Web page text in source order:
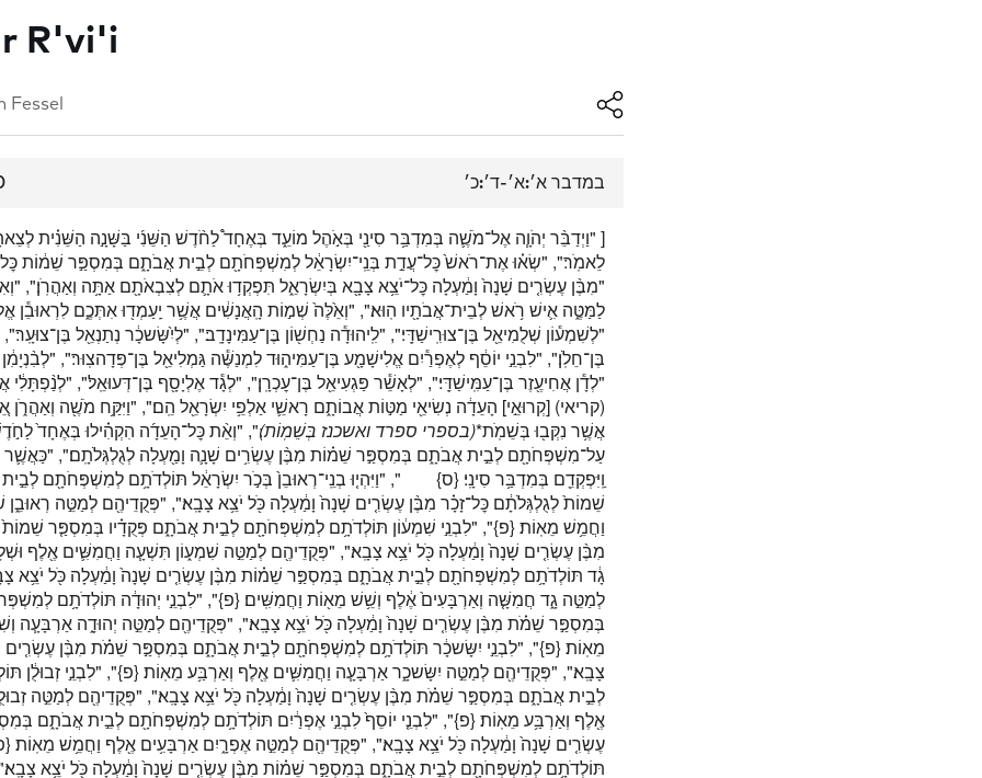
R'vi'i
Fessel
במדבר א׳:א׳-ד׳:כ׳
[ "וַיְדַבֵּ֨ר יְהֹוָ֧ה אֶל־מֹשֶׁ֛ה בְּמִדְבַּ֥ר סִינַ֖י בְּאֹ֣הֶל מוֹעֵ֑ד בְּאֶחָד֩ לַחֹ֨דֶשׁ הַשֵּׁנִ֜י בַּשָּׁנָ֣ה הַשֵּׁנִ֗ית
לֵאמֹֽר׃", "שְׂא֗וּ אֶת־רֹאשׁ֙ כׇּל־עֲדַ֣ת בְּנֵֽי־יִשְׂרָאֵ֔ל לְמִשְׁפְּחֹתָ֖ם לְבֵ֣ית אֲבֹתָ֑ם בְּמִסְפַּ֣ר שֵׁמ֔וֹת
"מִבֶּ֨ן עֶשְׂרִ֤ים שָׁנָה֙ וָמַ֔עְלָה כׇּל־יֹצֵ֥א צָבָ֖א בְּיִשְׂרָאֵ֑ל תִּפְקְד֥וּ אֹתָ֛ם לְצִבְאֹתָ֖ם אַתָּ֥ה וְאַהֲרֹֽן׃",
לַמַּטֶּ֑ה אִ֛ישׁ רֹ֥אשׁ לְבֵית־אֲבֹתָ֖יו הֽוּא׃", "וְאֵ֙לֶּה֙ שְׁמ֣וֹת הָֽאֲנָשִׁ֔ים אֲשֶׁ֥ר יַֽעַמְד֖וּ אִתְּכֶ֑ם לִרְאוּבֵ֕ן
"לְשִׁמְע֕וֹן שְׁלֻמִיאֵ֖ל בֶּן־צוּרִֽישַׁדָּֽי׃", "לִֽיהוּדָ֕ה נַחְשׁ֖וֹן בֶּן־עַמִּינָדָֽב׃", "לְיִ֨שָּׂשכָ֔ר נְתַנְאֵ֖ל
בֶּן־חֵלֹֽן׃", "לִבְנֵ֣י יוֹסֵ֔ף לְאֶפְרַ֕יִם אֱלִישָׁמָ֖ע בֶּן־עַמִּיה֑וּד לִמְנַשֶּׁ֕ה גַּמְלִיאֵ֖ל בֶּן־פְּדָהצֽוּר׃", "לְבִ֨נְיָמִ֔ן
"לְדָ֕ן אֲחִיעֶ֖זֶר בֶּן־עַמִּֽישַׁדָּֽי׃", "לְאָשֵׁ֕ר פַּגְעִיאֵ֖ל בֶּן־עׇכְרָֽן׃", "לְגָ֕ד אֶלְיָסָ֖ף בֶּן־דְּעוּאֵֽל׃", "לְנַ֨פְתָּלִ֔י
(קריאי) [קְרוּאֵ֣י] הָעֵדָ֔ה נְשִׂיאֵ֖י מַטּ֣וֹת אֲבוֹתָ֑ם רָאשֵׁ֛י אַלְפֵ֥י יִשְׂרָאֵ֖ל הֵֽם׃", "וַיִּקַּ֥ח מֹשֶׁ֖ה
אֲשֶׁ֥ר נִקְּב֖וּ בְּשֵׁמֹֽת*(בספרי ספרד ואשכנז בְּשֵׁמֽוֹת)׃", "וְאֵ֨ת כׇּל־הָעֵדָ֜ה הִקְהִ֗ילוּ בְּאֶחָד֙
עַל־מִשְׁפְּחֹתָ֖ם לְבֵ֣ית אֲבֹתָ֑ם בְּמִסְפַּ֣ר שֵׁמ֗וֹת מִבֶּ֨ן עֶשְׂרִ֥ים שָׁנָ֛ה וָמַ֖עְלָה לְגֻלְגְּלֹתָֽם׃", "כַּאֲשֶׁ֛ר
וַֽיִּפְקְדֵ֖ם בְּמִדְבַּ֥ר סִינָֽי׃ {ס} ", "וַיִּהְי֤וּ בְנֵֽי־רְאוּבֵן֙ בְּכֹ֣ר יִשְׂרָאֵ֔ל תּוֹלְדֹתָ֥ם לְמִשְׁפְּחֹתָ֖ם
שֵׁמוֹת֙ לְגֻלְגְּלֹתָ֔ם כׇּל־זָכָ֗ר מִבֶּ֨ן עֶשְׂרִ֤ים שָׁנָה֙ וָמַ֔עְלָה כֹּ֖ל יֹצֵ֥א צָבָֽא׃", "פְּקֻדֵיהֶ֖ם לְמַטֵּ֣ה
וַחֲמֵ֥שׁ מֵאֽוֹת׃{פ}", "לִבְנֵ֣י שִׁמְע֔וֹן תּוֹלְדֹתָ֥ם לְמִשְׁפְּחֹתָ֖ם לְבֵ֣ית אֲבֹתָ֑ם פְּקֻדָ֗יו בְּמִסְפַּ֤ר שֵׁמוֹת֙
מִבֶּ֨ן עֶשְׂרִ֤ים שָׁנָה֙ וָמַ֔עְלָה כֹּ֖ל יֹצֵ֥א צָבָֽא׃", "פְּקֻדֵיהֶ֖ם לְמַטֵּ֣ה שִׁמְע֑וֹן תִּשְׁעָ֧ה וַחֲמִשִּׁ֛ים אֶ֖לֶף
גָ֔ד תּוֹלְדֹתָ֥ם לְמִשְׁפְּחֹתָ֖ם לְבֵ֣ית אֲבֹתָ֑ם בְּמִסְפַּ֣ר שֵׁמ֗וֹת מִבֶּ֨ן עֶשְׂרִ֤ים שָׁנָה֙ וָמַ֔עְלָה כֹּ֖ל יֹצֵ֥א
לְמַטֵּ֣ה גָ֑ד חֲמִשָּׁ֤ה וְאַרְבָּעִים֙ אֶ֔לֶף וְשֵׁ֥שׁ מֵא֖וֹת וַחֲמִשִּֽׁים׃ {פ}", "לִבְנֵ֣י יְהוּדָ֔ה תּוֹלְדֹתָ֥ם
בְּמִסְפַּ֣ר שֵׁמֹ֗ת מִבֶּ֨ן עֶשְׂרִ֤ים שָׁנָה֙ וָמַ֔עְלָה כֹּ֖ל יֹצֵ֥א צָבָֽא׃", "פְּקֻדֵיהֶ֖ם לְמַטֵּ֣ה יְהוּדָ֑ה אַרְבָּעָ֧ה
מֵאֽוֹת׃{פ}", "לִבְנֵ֣י יִשָּׂשכָ֔ר תּוֹלְדֹתָ֥ם לְמִשְׁפְּחֹתָ֖ם לְבֵ֣ית אֲבֹתָ֑ם בְּמִסְפַּ֣ר שֵׁמֹ֗ת מִבֶּ֨ן עֶשְׂרִ֤ים
צָבָֽא׃", "פְּקֻדֵיהֶ֖ם לְמַטֵּ֣ה יִשָּׂשכָ֑ר אַרְבָּעָ֧ה וַחֲמִשִּׁ֛ים אֶ֖לֶף וְאַרְבַּ֥ע מֵאֽוֹת׃{פ}", "לִבְנֵ֣י זְבוּלֻ֔ן
לְבֵ֣ית אֲבֹתָ֑ם בְּמִסְפַּ֣ר שֵׁמֹ֗ת מִבֶּ֨ן עֶשְׂרִ֤ים שָׁנָה֙ וָמַ֔עְלָה כֹּ֖ל יֹצֵ֥א צָבָֽא׃", "פְּקֻדֵיהֶ֖ם לְמַטֵּ֣ה
אֶ֖לֶף וְאַרְבַּ֥ע מֵאֽוֹת׃{פ}", "לִבְנֵ֤י יוֹסֵף֙ לִבְנֵ֣י אֶפְרַ֔יִם תּוֹלְדֹתָ֥ם לְמִשְׁפְּחֹתָ֖ם לְבֵ֣ית אֲבֹתָ֑ם
עֶשְׂרִ֤ים שָׁנָה֙ וָמַ֔עְלָה כֹּ֖ל יֹצֵ֥א צָבָֽא׃", "פְּקֻדֵיהֶ֖ם לְמַטֵּ֣ה אֶפְרָ֑יִם אַרְבָּעִ֥ים אֶ֖לֶף וַחֲמֵ֥שׁ מֵאֽוֹת׃
תּוֹלְדֹתָ֥ם לְמִשְׁפְּחֹתָ֖ם לְבֵ֣ית אֲבֹתָ֑ם בְּמִסְפַּ֣ר שֵׁמ֗וֹת מִבֶּ֨ן עֶשְׂרִ֤ים שָׁנָה֙ וָמַ֔עְלָה כֹּ֖ל יֹצֵ֥א